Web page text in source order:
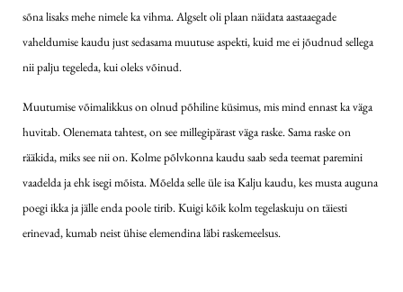
sõna lisaks mehe nimele ka vihma. Algselt oli plaan näidata aastaaegade
vaheldumise kaudu just sedasama muutuse aspekti, kuid me ei jõudnud sellega
nii palju tegeleda, kui oleks võinud.
Muutumise võimalikkus on olnud põhiline küsimus, mis mind ennast ka väga
huvitab. Olenemata tahtest, on see millegipärast väga raske. Sama raske on
rääkida, miks see nii on. Kolme põlvkonna kaudu saab seda teemat paremini
vaadelda ja ehk isegi mõista. Mõelda selle üle isa Kalju kaudu, kes musta auguna
poegi ikka ja jälle enda poole tirib. Kuigi kõik kolm tegelaskuju on täiesti
erinevad, kumab neist ühise elemendina läbi raskemeelsus.